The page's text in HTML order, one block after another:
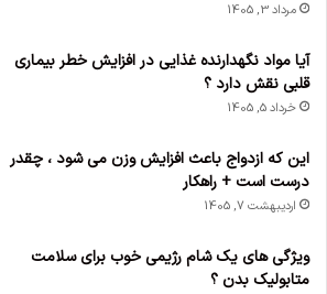
مرداد 3, 1405
آیا مواد نگهدارنده غذایی در افزایش خطر بیماری
قلبی نقش دارد ؟
خرداد 5, 1405
این که ازدواج باعث افزایش وزن می‌ شود ، چقدر
درست است + راهکار
اردیبهشت 7, 1405
ویژگی های یک شام رژیمی خوب برای سلامت
متابولیک بدن ؟